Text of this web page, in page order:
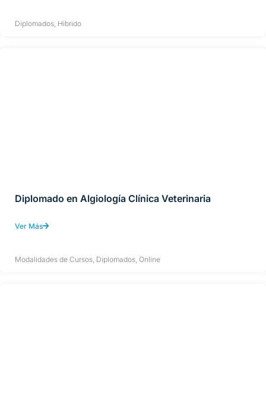
Diplomados, Hibrido
Diplomado en Algiología Clínica Veterinaria
Ver Más
Modalidades de Cursos, Diplomados, Online